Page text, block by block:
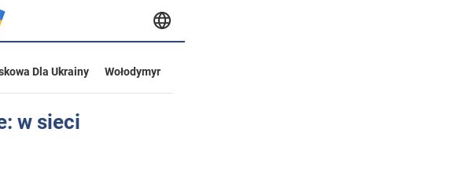
Dla Ukrainy
Wołodymyr
w sieci